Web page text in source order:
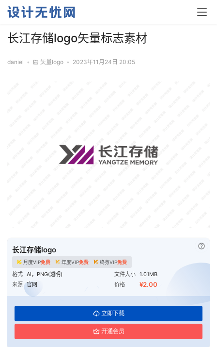
长江存储logo矢量标志素材
daniel • 矢量logo • 2023年11月24日 20:05
长江存储logo
月度VIP免费 年度VIP免费 终身VIP免费
格式 AI，PNG(透明) 文件大小
1.01MB
来源 官网 价格 ¥2.00
立即下载
开通会员